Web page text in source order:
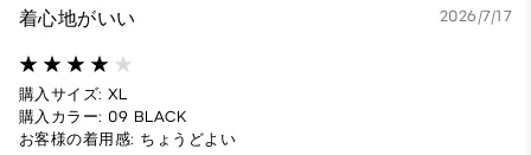
着心地がいい 2026/7/17
購入サイズ: XL
購入カラー: 09 BLACK
お客様の着用感: ちょうどよい